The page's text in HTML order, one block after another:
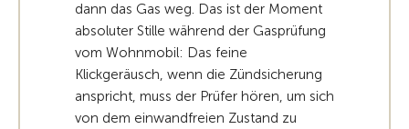
dann das Gas weg. Das ist der Moment
absoluter Stille während der Gasprüfung
vom Wohnmobil: Das feine
Klickgeräusch, wenn die Zündsicherung
anspricht, muss der Prüfer hören, um sich
von dem einwandfreien Zustand zu